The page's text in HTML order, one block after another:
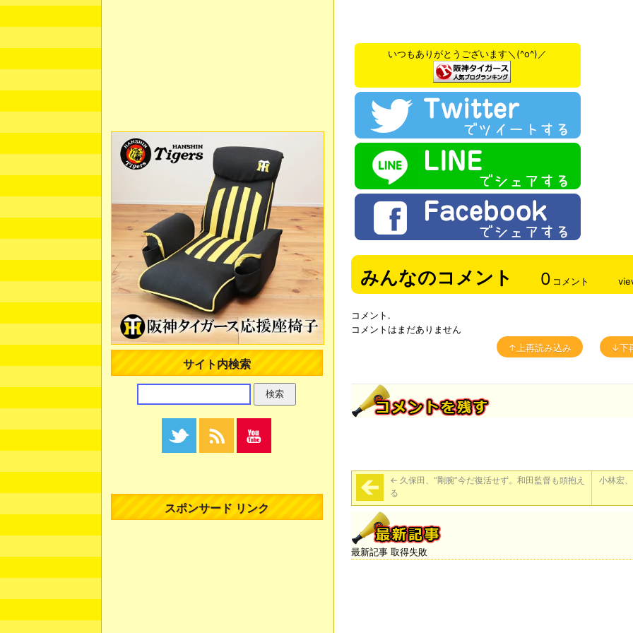
いつもありがとうございます＼(^o^)／
みんなのコメント 0 コメント
コメント.
コメントはまだありません
↑上再読み込み
↓下
← 久保田、“剛腕”今だ復活せず。和田監督も頭抱え
る
小林宏
最新記事 取得失敗
サイト内検索
スポンサード リンク